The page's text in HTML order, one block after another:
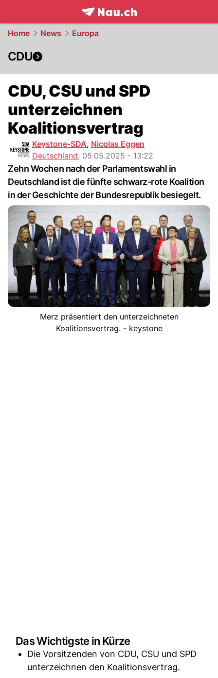
frontpage.NAU.ch
Home News Europa
CDU
CDU, CSU und SPD
unterzeichnen
Koalitionsvertrag
Keystone-SDA, Nicolas Eggen
Deutschland, 05.05.2025 - 13:22
Zehn Wochen nach der Parlamentswahl in
Deutschland ist die fünfte schwarz-rote Koalition
in der Geschichte der Bundesrepublik besiegelt.
Merz präsentiert den unterzeichneten
Koalitionsvertrag. - keystone
Das Wichtigste in Kürze
Die Vorsitzenden von CDU, CSU und SPD
unterzeichnen den Koalitionsvertrag.